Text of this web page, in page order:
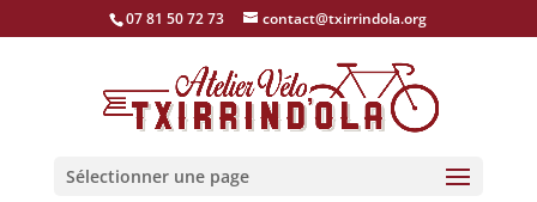
07 81 50 72 73 contact@txirrindola.org
Sélectionner une page